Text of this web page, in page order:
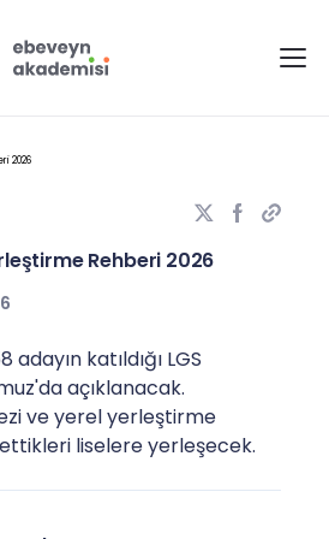
Rehberi 2026
katıldığı LGS
açıklanacak.
ve yerel yerleştirme
liselere yerleşecek.